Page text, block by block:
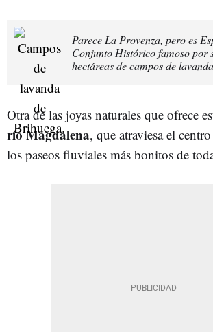
Parece La Provenza, pero es
Conjunto Histórico famoso por
hectáreas de campos de lavanda
Otra de las joyas naturales que ofrece
río Magdalena, que atraviesa el
los paseos fluviales más bonitos de